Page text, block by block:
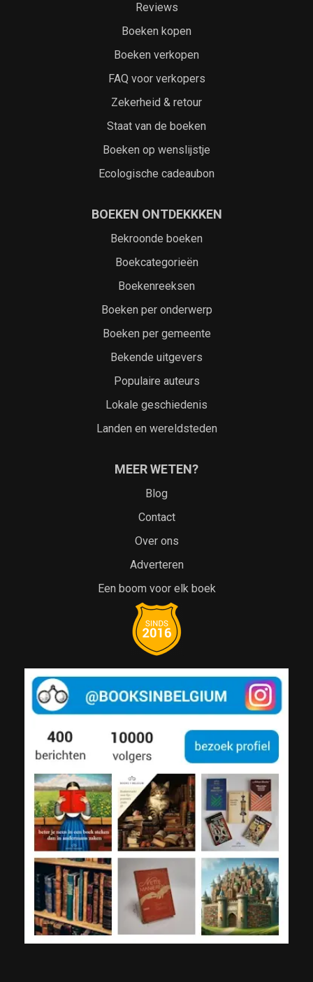
Reviews
Boeken kopen
Boeken verkopen
FAQ voor verkopers
Zekerheid & retour
Staat van de boeken
Boeken op wenslijstje
Ecologische cadeaubon
BOEKEN ONTDEKKKEN
Bekroonde boeken
Boekcategorieën
Boekenreeksen
Boeken per onderwerp
Boeken per gemeente
Bekende uitgevers
Populaire auteurs
Lokale geschiedenis
Landen en wereldsteden
MEER WETEN?
Blog
Contact
Over ons
Adverteren
Een boom voor elk boek